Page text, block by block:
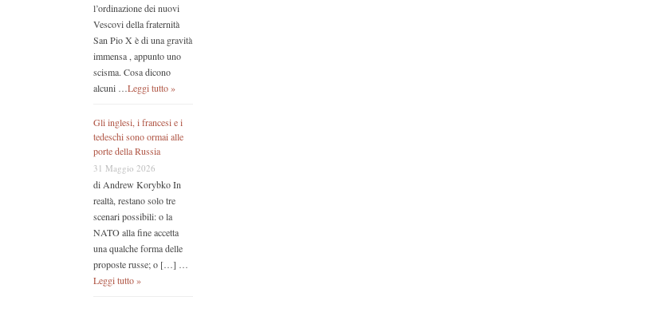
l’ordinazione dei nuovi
Vescovi della fraternità
San Pio X è di una gravità
immensa , appunto uno
scisma. Cosa dicono
alcuni …Leggi tutto »
Gli inglesi, i francesi e i
tedeschi sono ormai alle
porte della Russia
31 Maggio 2026
di Andrew Korybko In
realtà, restano solo tre
scenari possibili: o la
NATO alla fine accetta
una qualche forma delle
proposte russe; o […] …
Leggi tutto »